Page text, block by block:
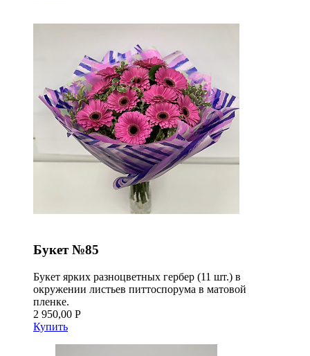
Букет №85
Букет ярких разноцветных гербер (11 шт.) в
окружении листьев питтоспорума в матовой
пленке.
2 950,00 Р
Купить